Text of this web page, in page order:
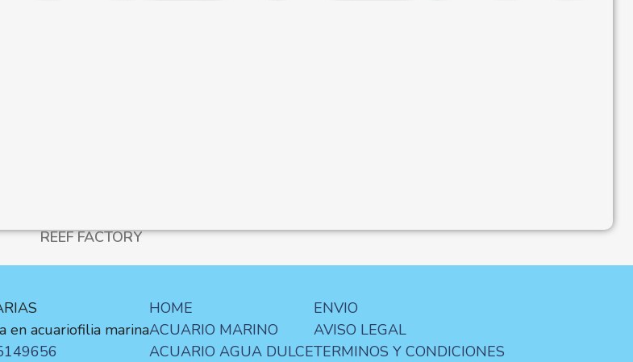
REEF FACTORY
en acuariofilia marina
HOME
ACUARIO MARINO
ACUARIO AGUA DULCE
ENVIO
AVISO LEGAL
TERMINOS Y CONDICIONES